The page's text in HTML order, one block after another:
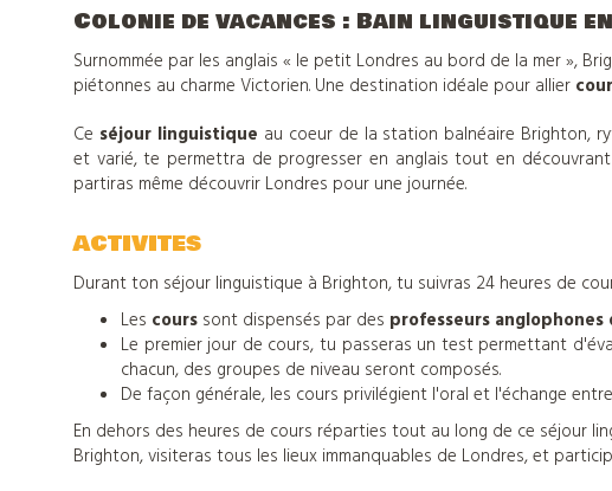
Colonie de vacances : Bain linguistique
Surnommée par les anglais « le petit Londres au bord de la mer »,
piétonnes au charme Victorien. Une destination idéale pour allier
Ce séjour linguistique au coeur de la station balnéaire Brighton,
et varié, te permettra de progresser en anglais tout en
partiras même découvrir Londres pour une journée.
ACTIVITES
Durant ton séjour linguistique à Brighton, tu suivras 24 heures de
Les cours sont dispensés par des professeurs anglophones
Le premier jour de cours, tu passeras un test permettant
chacun, des groupes de niveau seront composés.
De façon générale, les cours privilégient l'oral et l'échange
En dehors des heures de cours réparties tout au long de ce séjour
Brighton, visiteras tous les lieux immanquables de Londres, et